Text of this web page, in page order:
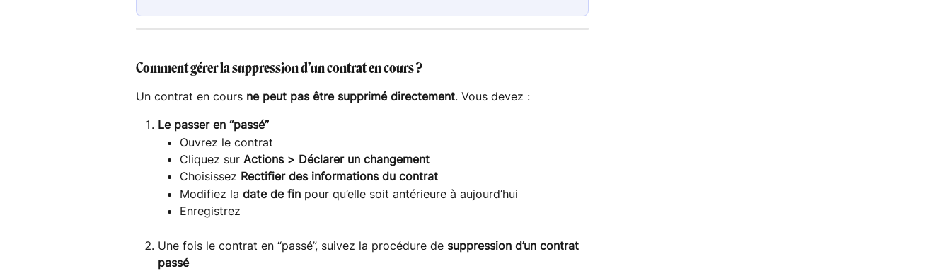
Comment gérer la suppression d’un contrat en cours ?
Un contrat en cours ne peut pas être supprimé directement. Vous devez :
Le passer en “passé”
Ouvrez le contrat
Cliquez sur Actions > Déclarer un changement
Choisissez Rectifier des informations du contrat
Modifiez la date de fin pour qu’elle soit antérieure à aujourd’hui
Enregistrez
Une fois le contrat en “passé”, suivez la procédure de suppression d’un contrat
passé